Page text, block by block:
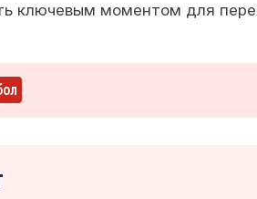
ключевым моментом для